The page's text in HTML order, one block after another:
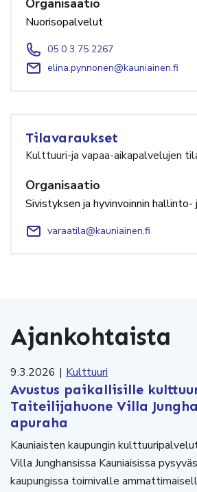
Nuorisopalvelut
05 0 3 75 2267
elina.pynnonen@kauniainen.fi
Tilavaraukset
Kulttuuri-ja vapaa-aikapalvelujen
Organisaatio
Sivistyksen ja hyvinvoinnin
varaatila@kauniainen.fi
Ajankohtaista
9.3.2026 | Kulttuuri
Avustus paikallisille
Taiteilijahuone Villa
apuraha
Kauniaisten kaupungin
Villa Junghansissa Kauniaisissa
kaupungissa toimivalle